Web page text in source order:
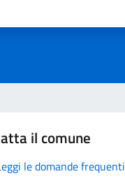
il comune
le domande frequenti